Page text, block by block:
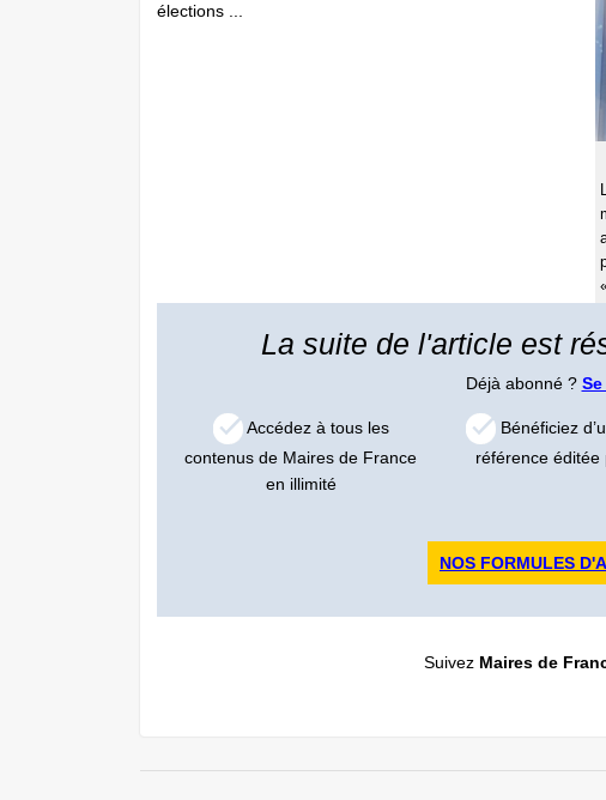
élections ...
La suite de l'article est
Déjà abonné ?
Accédez à tous les
contenus de Maires de France
en illimité
Bénéficiez
référence éditée
NOS FORMULES
Suivez Maires de